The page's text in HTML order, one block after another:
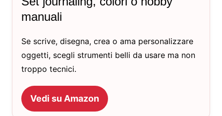
manuali
Se scrive, disegna, crea o ama personalizzare
oggetti, scegli strumenti belli da usare ma non
troppo tecnici.
Vedi su Amazon